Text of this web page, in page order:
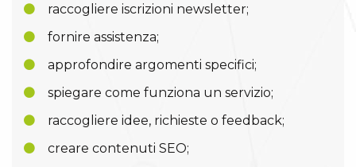
raccogliere iscrizioni newsletter;
fornire assistenza;
approfondire argomenti specifici;
spiegare come funziona un servizio;
raccogliere idee, richieste o feedback;
creare contenuti SEO;